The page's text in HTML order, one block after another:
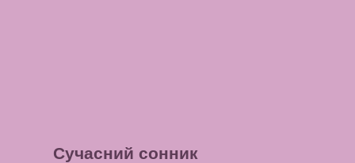
Сучасний сонник